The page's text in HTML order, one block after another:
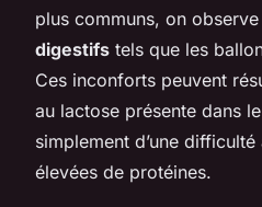
plus communs, on
digestifs tels que les
Ces inconforts peuvent
au lactose présente dans
simplement d’une
élevées de protéines.